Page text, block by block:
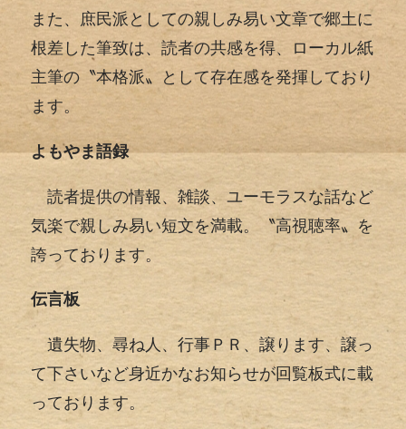
また、庶民派としての親しみ易い文章で郷土に
根差した筆致は、読者の共感を得、ローカル紙
主筆の〝本格派〟として存在感を発揮しており
ます。
よもやま語録
読者提供の情報、雑談、ユーモラスな話など
気楽で親しみ易い短文を満載。〝高視聴率〟を
誇っております。
伝言板
遺失物、尋ね人、行事ＰＲ、譲ります、譲っ
て下さいなど身近かなお知らせが回覧板式に載
っております。